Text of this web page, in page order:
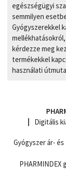
egészségügyi
semmilyen
Gyógyszerekkel
kérdezze meg
termékekkel
használati
Digitális
Gyógyszer ár-